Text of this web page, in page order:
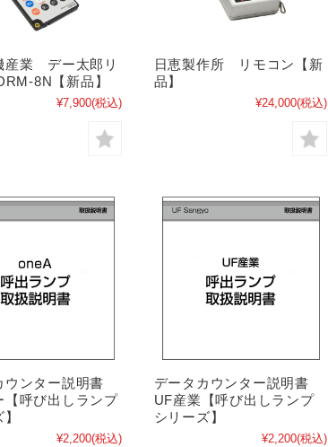
産業 デー太郎リ
8N【新品】
¥7,900(税込)
日恵製作所 リモコン【新
品】
¥24,000(税込)
ウンター説明書
【呼び出しランプ
¥2,200(税込)
データカウンター説明書
UF産業【呼び出しランプ
シリーズ】
¥2,200(税込)